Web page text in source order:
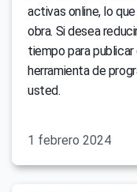
activas online, lo
obra. Si desea
tiempo para
herramienta de
usted.
1 febrero 2024